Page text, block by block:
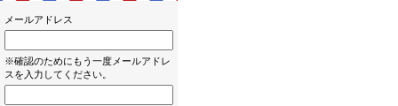
メールアドレス
※確認のためにもう一度メールアドレ
スを入力してください。